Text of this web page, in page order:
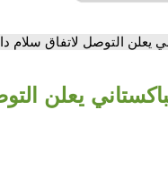
يعلن التوصل لاتفاق سلام
يعلن